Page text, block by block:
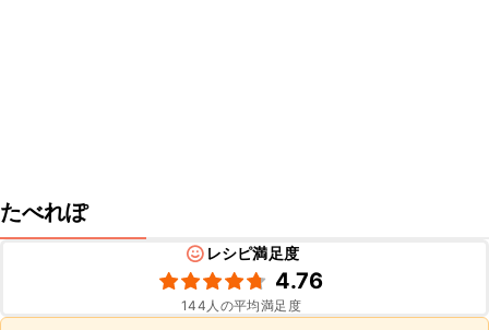
たべれぽ
レシピ満足度
4.76
144 人の平均満足度